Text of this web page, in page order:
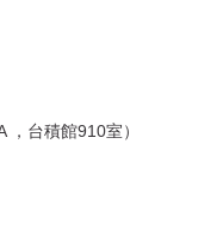
台積館910室）